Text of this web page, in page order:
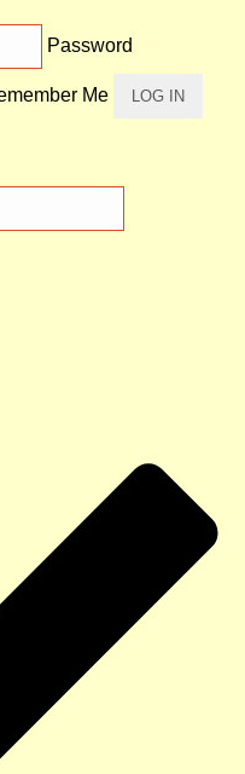
Password
Me